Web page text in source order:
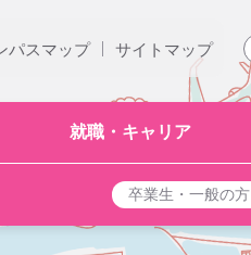
サイトマップ
|
パスマップ
就職・キャリア
卒業生・一般の方